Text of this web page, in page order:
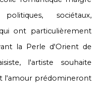
sociétaux,
ont particulièrement
la Perle d'Orient de
l'artiste souhaite
l'amour prédomineront